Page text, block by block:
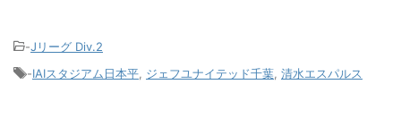
-Jリーグ Div.2
-IAIスタジアム日本平 ジェフユナイテッド千葉 清水エスパルス